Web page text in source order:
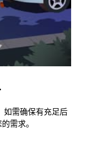
如需确保有充足后
需求。